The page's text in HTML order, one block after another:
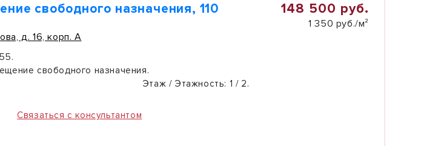
свободного назначения, 110
д. 16, корп. А
148 500 руб.
1 350 руб./м²
свободного назначения.
Этаж / Этажность: 1 / 2.
Связаться с консультантом